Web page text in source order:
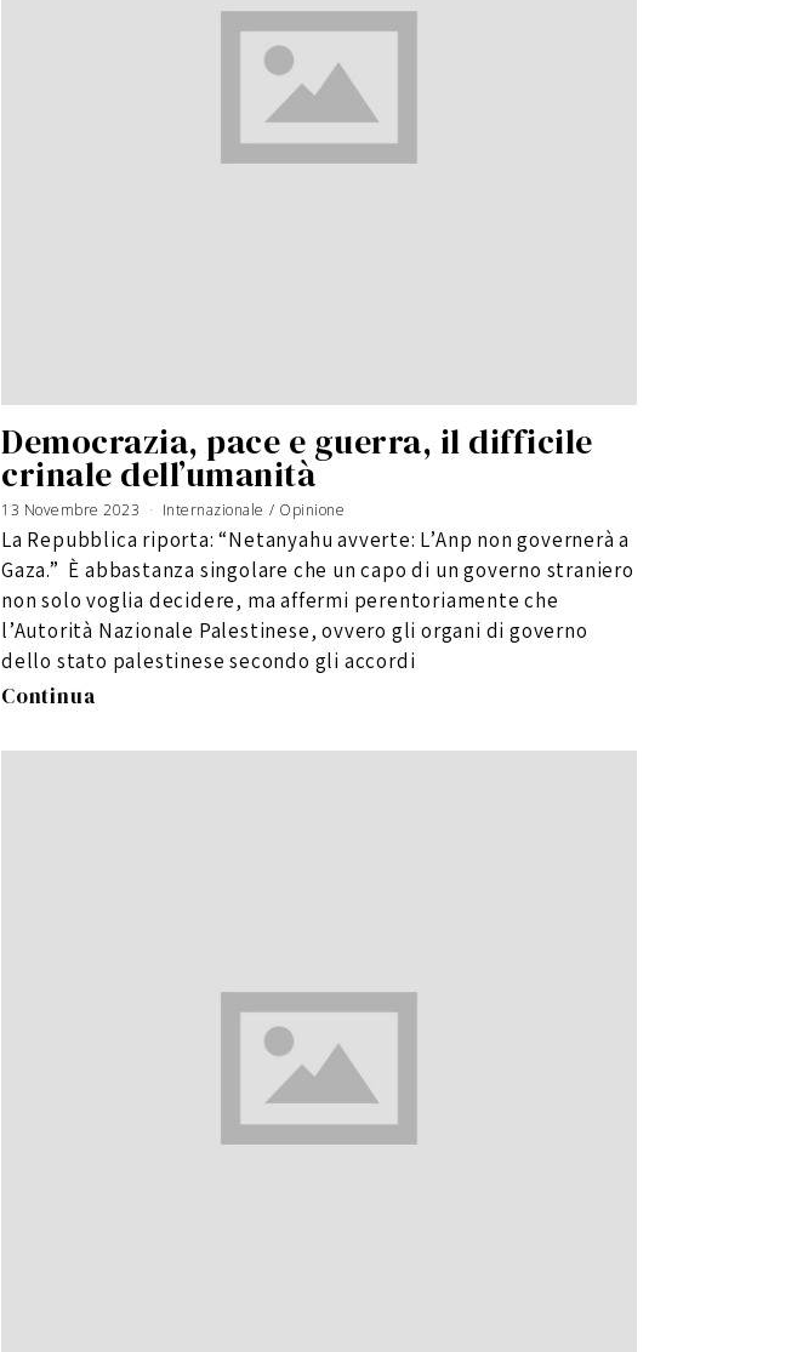
Democrazia, pace e guerra, il difficile
crinale dell’umanità
13 Novembre 2023 Internazionale / Opinione
La Repubblica riporta: “Netanyahu avverte: L’Anp non governerà a
Gaza.” È abbastanza singolare che un capo di un governo straniero
non solo voglia decidere, ma affermi perentoriamente che
l’Autorità Nazionale Palestinese, ovvero gli organi di governo
dello stato palestinese secondo gli accordi
Continua